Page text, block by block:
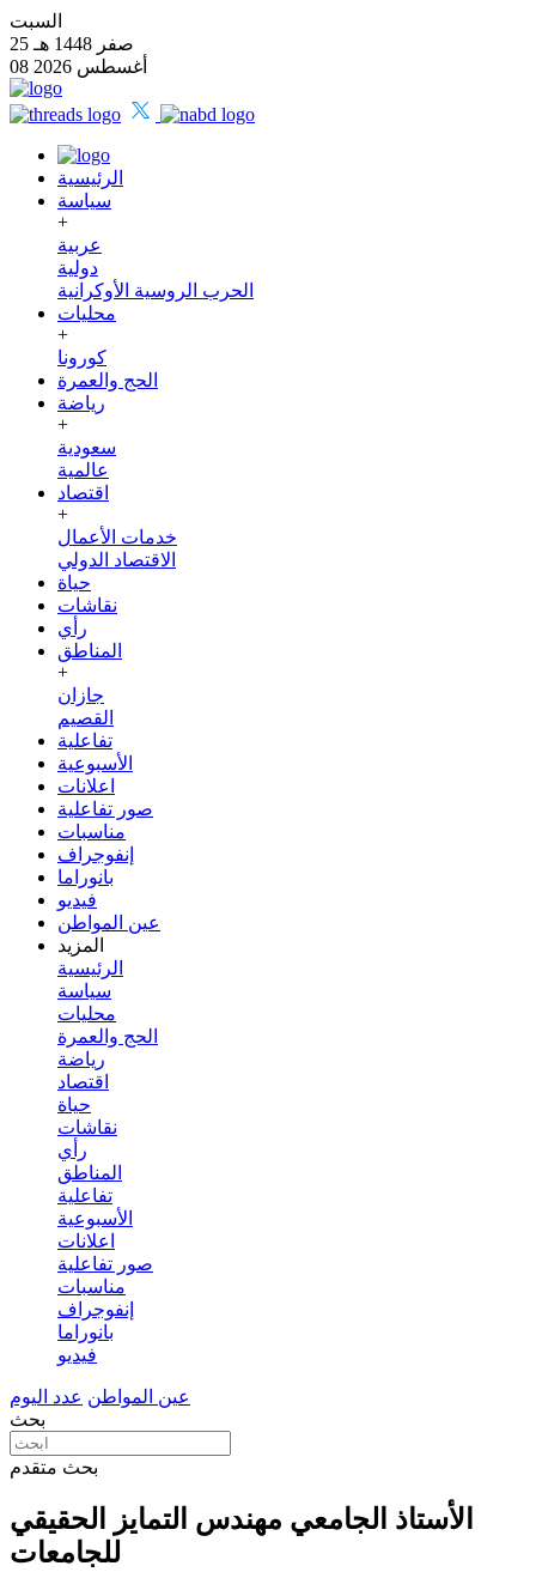
السبت
25 صفر 1448 هـ
08 أغسطس 2026
الرئيسية
سياسة
+
عربية
دولية
الحرب الروسية الأوكرانية
محليات
+
كورونا
الحج والعمرة
رياضة
+
سعودية
عالمية
اقتصاد
+
خدمات الأعمال
الاقتصاد الدولي
حياة
نقاشات
رأي
المناطق
+
جازان
القصيم
تفاعلية
الأسبوعية
اعلانات
صور تفاعلية
مناسبات
إنفوجراف
بانوراما
فيديو
عين المواطن
المزيد
الرئيسية
سياسة
محليات
الحج والعمرة
رياضة
اقتصاد
حياة
نقاشات
رأي
المناطق
تفاعلية
الأسبوعية
اعلانات
صور تفاعلية
مناسبات
إنفوجراف
بانوراما
فيديو
عين المواطن عدد اليوم
بحث
بحث متقدم
الأستاذ الجامعي مهندس التمايز الحقيقي
للجامعات